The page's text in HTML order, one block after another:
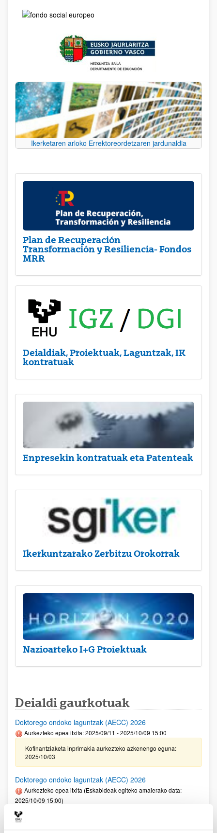
Ikerketaren arloko Errektoreordetzaren jardunaldia
Plan de Recuperación
Transformación y Resiliencia- Fondos
MRR
Deialdiak, Proiektuak, Laguntzak, IK
kontratuak
Enpresekin kontratuak eta Patenteak
Ikerkuntzarako Zerbitzu Orokorrak
Nazioarteko I+G Proiektuak
Deialdi gaurkotuak
Doktorego ondoko laguntzak (AECC) 2026
Aurkezteko epea itxita: 2025/09/11 - 2025/10/09 15:00
Kofinantziaketa inprimakia aurkezteko azkenengo eguna:
2025/10/03
Doktorego ondoko laguntzak (AECC) 2026
Aurkezteko epea itxita (Eskabideak egiteko amaierako data:
2025/10/09 15:00)